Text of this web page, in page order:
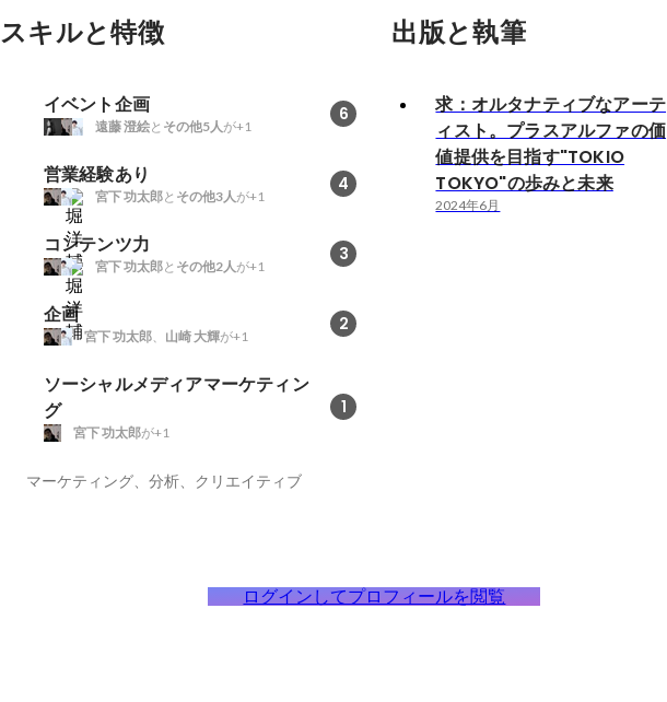
スキルと特徴
イベント企画 6
遠藤 澄絵と その他5人 が+1
営業経験あり 4
宮下 功太郎と その他3人 が+1
コンテンツ力 3
宮下 功太郎と その他2人 が+1
企画 2
宮下 功太郎、 山崎 大輝が+1
ソーシャルメディアマーケティン
グ
1
宮下 功太郎が+1
マーケティング、分析、クリエイティブ
出版と執筆
求：オルタナティブなアーテ
ィスト。プラスアルファの価
値提供を目指す"TOKIO
TOKYO"の歩みと未来
2024年6月
ログインしてプロフィールを閲覧